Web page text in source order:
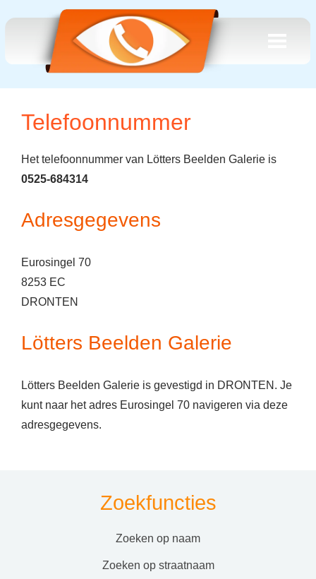
Telefoonnummer
Het telefoonnummer van Lötters Beelden Galerie is
0525-684314
Adresgegevens
Eurosingel 70
8253 EC
DRONTEN
Lötters Beelden Galerie
Lötters Beelden Galerie is gevestigd in DRONTEN. Je
kunt naar het adres Eurosingel 70 navigeren via deze
adresgegevens.
Zoekfuncties
zoeken op naam
zoeken op straatnaam